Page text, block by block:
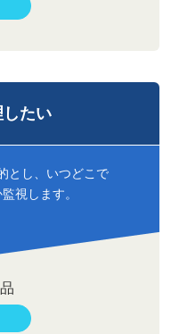
したい
とし、いつどこで
視します。